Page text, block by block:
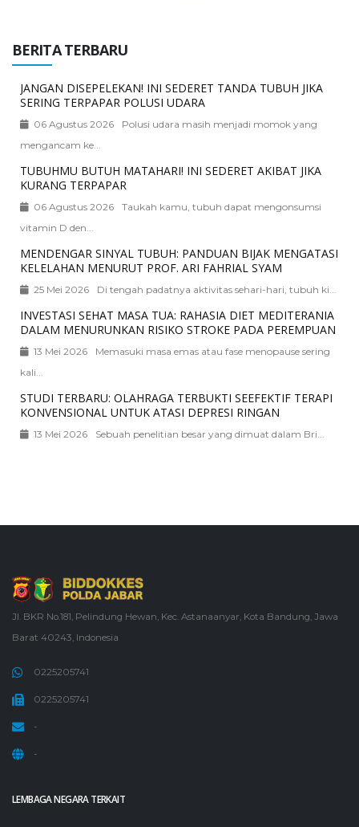
BERITA TERBARU
JANGAN DISEPELEKAN! INI SEDERET TANDA TUBUH JIKA
SERING TERPAPAR POLUSI UDARA
06 Agustus 2026
Polusi udara masih menjadi momok yang
mengancam ke...
TUBUHMU BUTUH MATAHARI! INI SEDERET AKIBAT JIKA
KURANG TERPAPAR
06 Agustus 2026
Taukah kamu, tubuh dapat mengonsumsi
vitamin D den...
MENDENGAR SINYAL TUBUH: PANDUAN BIJAK MENGATASI
KELELAHAN MENURUT PROF. ARI FAHRIAL SYAM
25 Mei 2026 Di tengah padatnya aktivitas sehari-hari, tubuh ki...
INVESTASI SEHAT MASA TUA: RAHASIA DIET MEDITERANIA
DALAM MENURUNKAN RISIKO STROKE PADA PEREMPUAN
13 Mei 2026
Memasuki masa emas atau fase menopause sering
kali...
STUDI TERBARU: OLAHRAGA TERBUKTI SEEFEKTIF TERAPI
KONVENSIONAL UNTUK ATASI DEPRESI RINGAN
13 Mei 2026 Sebuah penelitian besar yang dimuat dalam Bri...
Jl. BKR No.181, Pelindung Hewan, Kec. Astanaanyar, Kota Bandung, Jawa
Barat 40243, Indonesia
0225205741
0225205741
-
-
LEMBAGA NEGARA TERKAIT